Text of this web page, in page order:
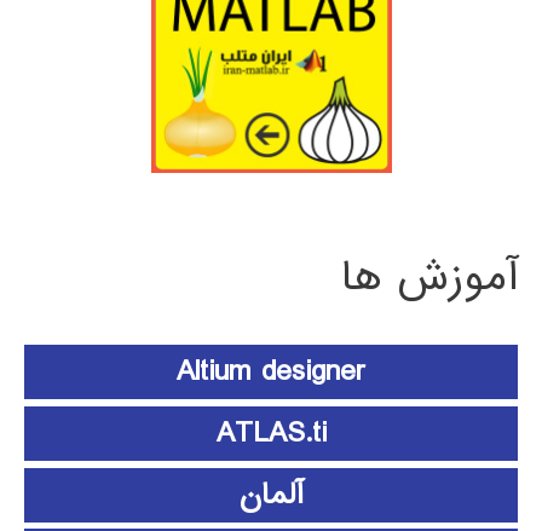
آموزش ها
Altium designer
ATLAS.ti
آلمان